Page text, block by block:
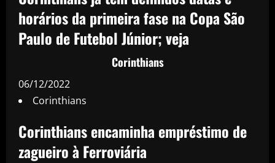
horários da primeira fase na Copa São
Paulo de Futebol Júnior; veja
Corinthians
06/12/2022
Corinthians
Corinthians encaminha empréstimo de
zagueiro à Ferroviária